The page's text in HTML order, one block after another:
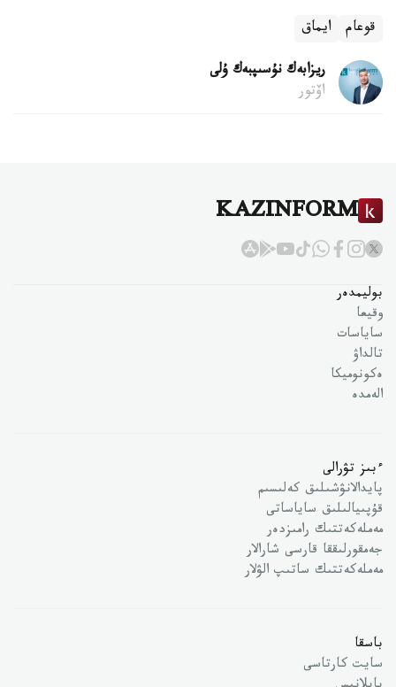
قوعام ايماق
ريزابەك نۇسىپبەك ۇلى
اۆتور
KAZINFORM
بوليمدەر
وقيعا
ساياسات
تالداۋ
ەكونوميكا
الەمدە
ءبىز تۋرالى
پايدالانۋشىلىق كەلىسىم
قۇپىيالىلىق ساياساتى
مەملەكەتتىك رامىزدەر
جەمقورلىققا قارسى شارالار
مەملەكەتتىك ساتىپ الۋلار
باسقا
سايت كارتاسى